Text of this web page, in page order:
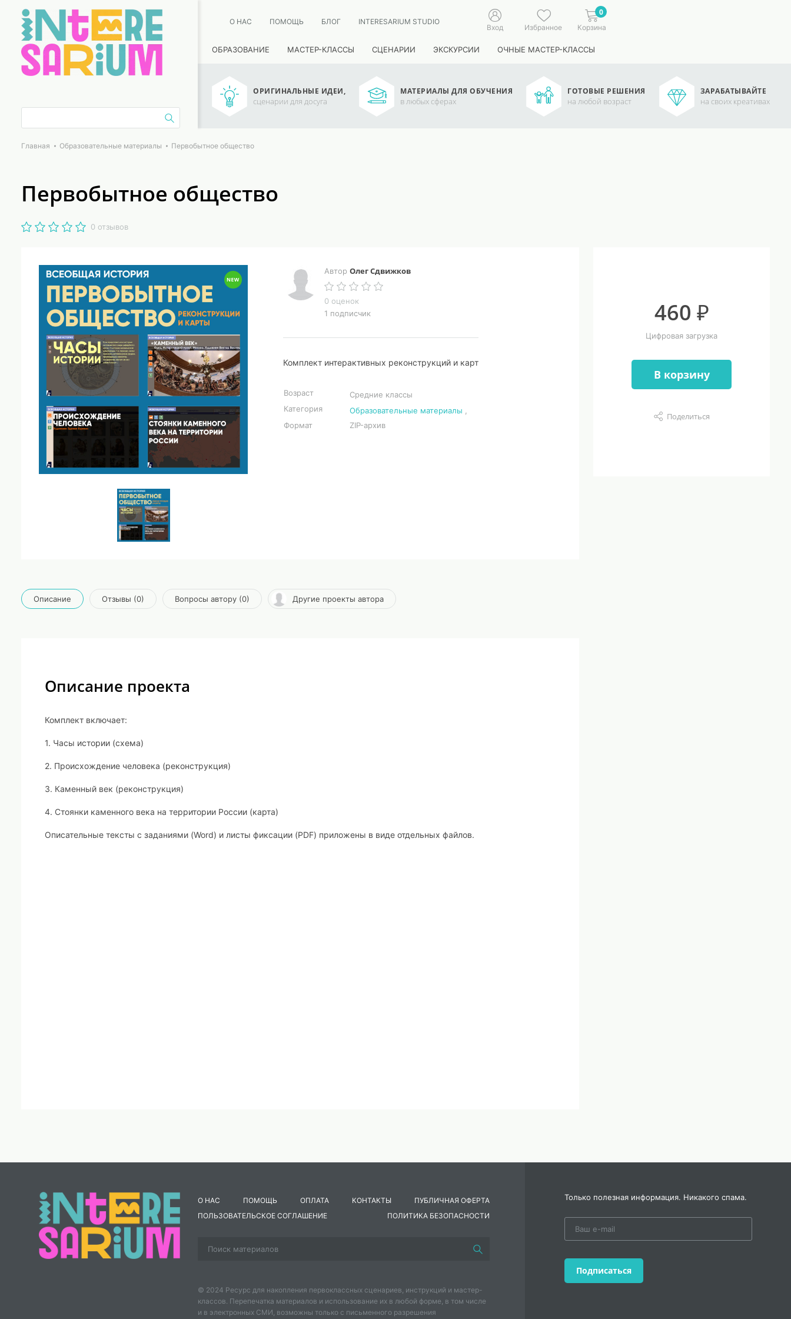
О НАС ПОМОЩЬ БЛОГ INTERESARIUM STUDIO
Вход Избранное
0
Корзина
ОБРАЗОВАНИЕ МАСТЕР-КЛАССЫ СЦЕНАРИИ ЭКСКУРСИИ ОЧНЫЕ МАСТЕР-КЛАССЫ
ОРИГИНАЛЬНЫЕ ИДЕИ,
сценарии для досуга
МАТЕРИАЛЫ ДЛЯ ОБУЧЕНИЯ
в любых сферах
ГОТОВЫЕ РЕШЕНИЯ
на любой возраст
ЗАРАБАТЫВАЙТЕ
на своих креативах
Главная Образовательные материалы Первобытное общество
Первобытное общество
0 отзывов
Автор Олег Сдвижков
0 оценок
1 подписчик
Комплект интерактивных реконструкций и карт
Возраст
Средние классы
Категория
Образовательные материалы
Формат
ZIP-архив
460 ₽
Цифровая загрузка
В корзину
Поделиться
Описание Отзывы (0) Вопросы автору (0) Другие проекты автора
Описание проекта
Комплект включает:
1. Часы истории (схема)
2. Происхождение человека (реконструкция)
3. Каменный век (реконструкция)
4. Стоянки каменного века на территории России (карта)
Описательные тексты с заданиями (Word) и листы фиксации (PDF) приложены в виде отдельных файлов.
О НАС ПОМОЩЬ ОПЛАТА КОНТАКТЫ
ПУБЛИЧНАЯ ОФЕРТА
ПОЛЬЗОВАТЕЛЬСКОЕ СОГЛАШЕНИЕ
ПОЛИТИКА БЕЗОПАСНОСТИ
© 2024 Ресурс для накопления первоклассных сценариев, инструкций и мастер-
классов. Перепечатка материалов и использование их в любой форме, в том числе
и в электронных СМИ, возможны только с письменного разрешения
Только полезная информация. Никакого спама.
Подписаться